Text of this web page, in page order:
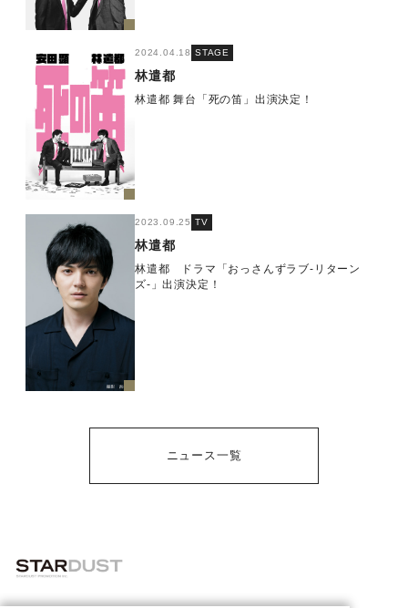
2024.04.18 STAGE
林遣都
林遣都 舞台「死の笛」出演決定！
2023.09.25 TV
林遣都
林遣都 ドラマ「おっさんずラブ-リターン
ズ-」出演決定！
ニュース一覧